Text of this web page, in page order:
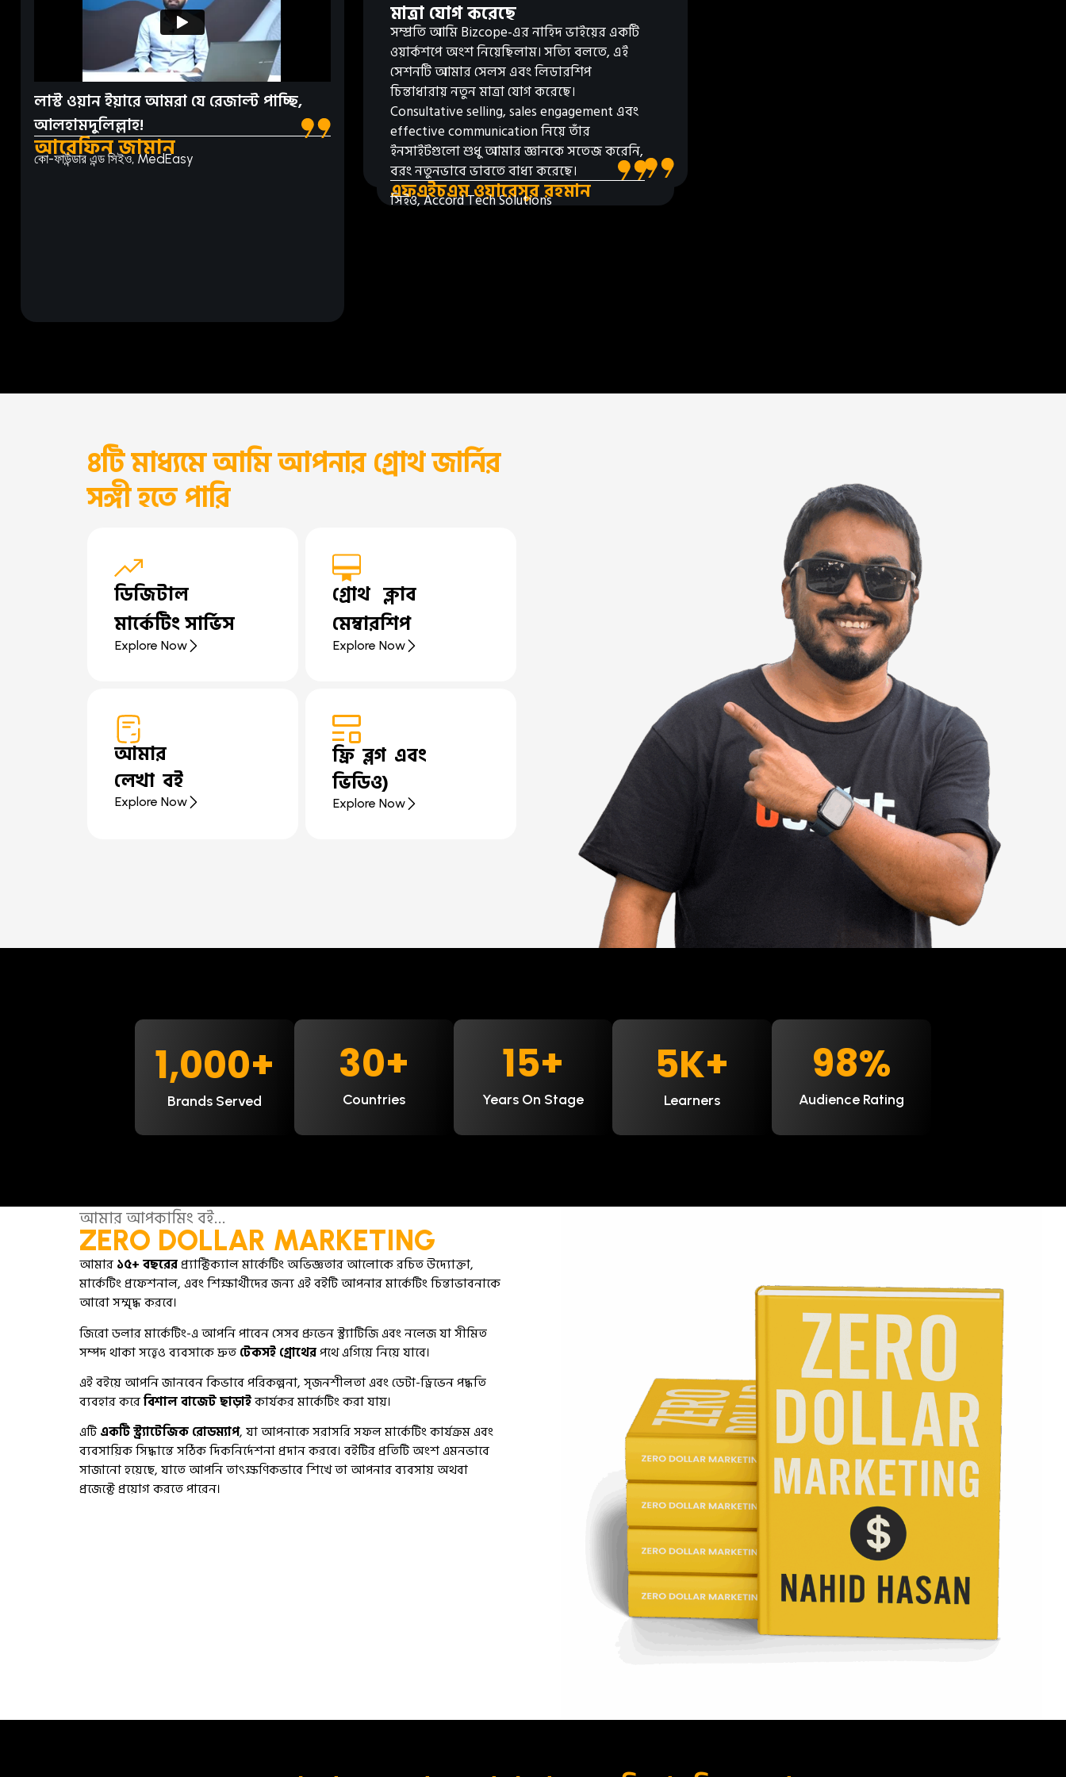
লাস্ট ওয়ান ইয়ারে আমরা যে রেজাল্ট পাচ্ছি,
আলহামদুলিল্লাহ!
আরেফিন জামান
কো-ফাউন্ডার এন্ড সিইও, MedEasy
মাত্রা যোগ করেছে
সম্প্রতি আমি Bizcope-এর নাহিদ ভাইয়ের একটি
ওয়ার্কশপে অংশ নিয়েছিলাম। সত্যি বলতে, এই
সেশনটি আমার সেলস এবং লিডারশিপ
চিন্তাধারায় নতুন মাত্রা যোগ করেছে।
Consultative selling, sales engagement এবং
effective communication নিয়ে তাঁর
ইনসাইটগুলো শুধু আমার জ্ঞানকে সতেজ করেনি,
বরং নতুনভাবে ভাবতে বাধ্য করেছে।
এফএইচএম ওয়ারেসুর রহমান
সিইও, Accord Tech Solutions
৪টি মাধ্যমে আমি আপনার গ্রোথ জার্নির
সঙ্গী হতে পারি
ডিজিটাল
মার্কেটিং সার্ভিস
Explore Now
গ্রোথ ক্লাব
মেম্বারশিপ
Explore Now
আমার
লেখা বই
Explore Now
ফ্রি ব্লগ এবং
ভিডিও)
Explore Now
Brands Served
1,000+
Countries
30+
Years On Stage
15+
Learners
8K+
Audience Rating
98%
আমার আপকামিং বই…
ZERO DOLLAR MARKETING
আমার১৫+ বছরেরপ্র্যাক্টিক্যাল মার্কেটিং অভিজ্ঞতার আলোকে রচিত উদ্যোক্তা,
মার্কেটিং প্রফেশনাল, এবং শিক্ষার্থীদের জন্য এই বইটি আপনার মার্কেটিং চিন্তাভাবনাকে
আরো সম্মৃদ্ধ করবে।
জিরো ডলার মার্কেটিং-এ আপনি পাবেন সেসব প্রুভেন স্ট্র্যাটিজি এবং নলেজ যা সীমিত
সম্পদ থাকা সত্ত্বেও ব্যবসাকে দ্রুতটেকসই গ্রোথেরপথে এগিয়ে নিয়ে যাবে।
এই বইয়ে আপনি জানবেন কিভাবে পরিকল্পনা, সৃজনশীলতা এবং ডেটা-ড্রিভেন পদ্ধতি
ব্যবহার করেবিশাল বাজেট ছাড়াইকার্যকর মার্কেটিং করা যায়।
এটিএকটি স্ট্র্যাটেজিক রোডম্যাপ, যা আপনাকে সরাসরি সফল মার্কেটিং কার্যক্রম এবং
ব্যবসায়িক সিদ্ধান্তে সঠিক দিকনির্দেশনা প্রদান করবে। বইটির প্রতিটি অংশ এমনভাবে
সাজানো হয়েছে, যাতে আপনি তাৎক্ষণিকভাবে শিখে তা আপনার ব্যবসায় অথবা
প্রজেক্টে প্রয়োগ করতে পারেন।